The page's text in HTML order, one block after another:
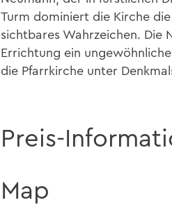
Turm dominiert die Kirche
sichtbares Wahrzeichen. Die
Errichtung ein
die Pfarrkirche unter
Preis-
Map